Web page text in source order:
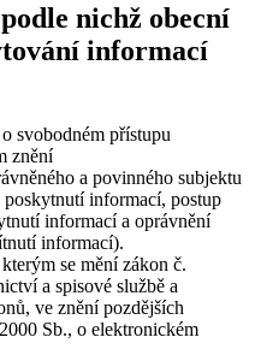
nichž obecní
informací
svobodném přístupu
znění
a povinného subjektu
informací, postup
informací a oprávnění
informací).
se mění zákon č.
a spisové službě a
ve znění pozdějších
Sb., o elektronickém